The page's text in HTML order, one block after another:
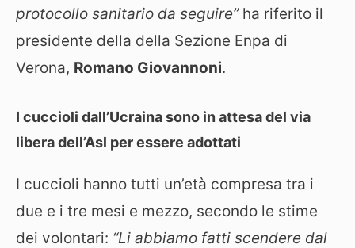
protocollo sanitario da seguire”ha riferito il
presidente della della Sezione Enpa di
Verona, Romano Giovannoni.
I cuccioli dall’Ucraina sono in attesa del via
libera dell’Asl per essere adottati
I cuccioli hanno tutti un’età compresa tra i
due e i tre mesi e mezzo, secondo le stime
dei volontari: “Li abbiamo fatti scendere dal